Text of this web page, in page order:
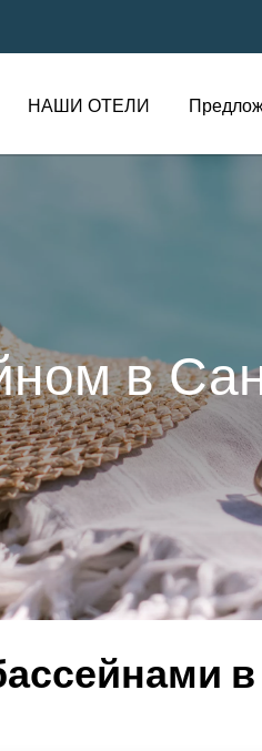
НАШИ ОТЕЛИ
в